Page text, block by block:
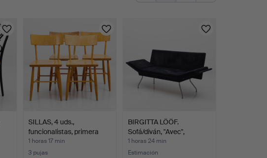
SILLAS, 4 uds.,
funcionalistas, primera
mi…
1 horas 17 min
3 pujas
BIRGITTA LÖÖF.
Sofá/diván, "Avec",
Materia.
1 horas 24 min
Estimación